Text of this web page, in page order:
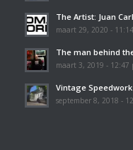
The Artist: Juan
maart 29, 2020 -
The man behind
maart 3, 2019 - 12:47
Vintage
september 8, 2018 -